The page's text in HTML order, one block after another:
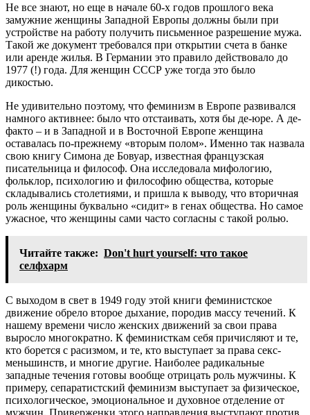
Не все знают, но еще в начале 60-х годов прошлого века
замужние женщины Западной Европы должны были при
устройстве на работу получить письменное разрешение мужа.
Такой же документ требовался при открытии счета в банке
или аренде жилья. В Германии это правило действовало до
1977 (!) года. Для женщин СССР уже тогда это было
дикостью.
Не удивительно поэтому, что феминизм в Европе развивался
намного активнее: было что отстаивать, хотя бы де-юре. А де-
факто – и в Западной и в Восточной Европе женщина
оставалась по-прежнему «вторым полом». Именно так назвала
свою книгу Симона де Бовуар, известная французская
писательница и философ. Она исследовала мифологию,
фольклор, психологию и философию общества, которые
складывались столетиями, и пришла к выводу, что вторичная
роль женщины буквально «сидит» в генах общества. Но самое
ужасное, что женщины сами часто согласны с такой ролью.
Читайте также: Don't hurt yourself: что такое
селфхарм
С выходом в свет в 1949 году этой книги феминистское
движение обрело второе дыхание, породив массу течений. К
нашему времени число женских движений за свои права
выросло многократно. К феминисткам себя причисляют и те,
кто борется с расизмом, и те, кто выступает за права секс-
меньшинств, и многие другие. Наиболее радикальные
западные течения готовы вообще отрицать роль мужчины. К
примеру, сепаратистский феминизм выступает за физическое,
психологическое, эмоциональное и духовное отделение от
мужчин. Приверженки этого направления выступают против